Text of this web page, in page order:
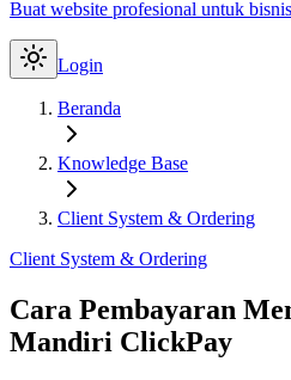
Buat website profesional untuk
Login
Beranda
Knowledge Base
Client System & Ordering
Client System & Ordering
Cara Pembayaran
Mandiri ClickPay